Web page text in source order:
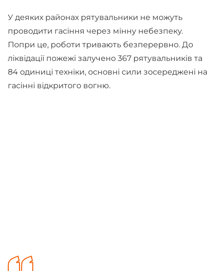
У деяких районах рятувальники не можуть
проводити гасіння через мінну небезпеку.
Попри це, роботи тривають безперервно. До
ліквідації пожежі залучено 367 рятувальників та
84 одиниці техніки, основні сили зосереджені на
гасінні відкритого вогню.